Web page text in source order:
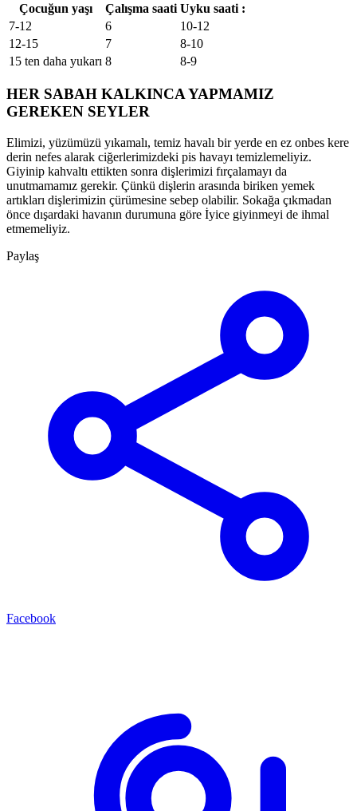
Çocuğun yaşı Çalışma saati Uyku saati :
7-12
6
10-12
12-15
7
8-10
15 ten daha yukarı 8 8-9
HER SABAH KALKINCA YAPMAMIZ
GEREKEN SEYLER
Elimizi, yüzümüzü yıkamalı, temiz havalı bir yerde en ez onbes kere
derin nefes alarak ciğerlerimizdeki pis havayı temizlemeliyiz.
Giyinip kahvaltı ettikten sonra dişlerimizi fırçalamayı da
unutmamamız gerekir. Çünkü dişlerin arasında biriken yemek
artıkları dişlerimizin çürümesine sebep olabilir. Sokağa çıkmadan
önce dışardaki havanın durumuna göre İyice giyinmeyi de ihmal
etmemeliyiz.
Paylaş
Facebook